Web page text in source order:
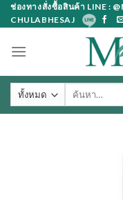
Skip
to
ช่องทางสั่งซื้อสินค้า LINE :
CHULABHESAJ
ค้นหา: